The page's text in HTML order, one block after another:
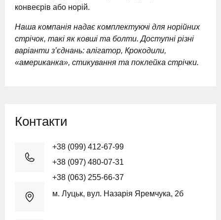
конвеєрів або норій.
Наша компанія надає комплектуючі для норійних
стрічок, такі як ковші та болти. Доступні різні
варіанти з’єднань: алігатор, Крокодили,
«американка», стикування та поклейка стрічки.
Контакти
+38 (099) 412-67-99
+38 (097) 480-07-31
+38 (063) 255-66-37
м. Луцьк, вул. Назарія Яремчука, 2б